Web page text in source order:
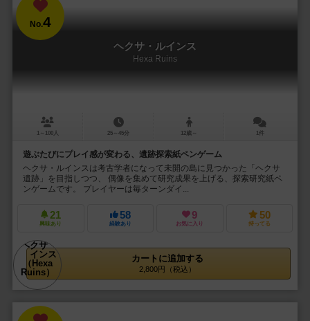
No.4
ヘクサ・ルインス
Hexa Ruins
1～100人 25～45分 12歳～ 1件
遊ぶたびにプレイ感が変わる、遺跡探索紙ペンゲーム
ヘクサ・ルインスは考古学者になって未開の島に見つかった「ヘクサ
遺跡」を目指しつつ、 偶像を集めて研究成果を上げる、探索研究紙ペ
ンゲームです。 プレイヤーは毎ターンダイ...
21
興味あり
58
経験あり
9
お気に入り
50
持ってる
カートに追加する
2,800円（税込）